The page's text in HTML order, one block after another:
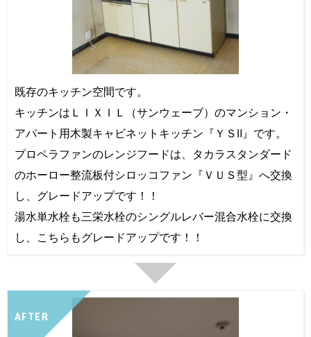
既存のキッチン空間です。
キッチンはＬＩＸＩＬ（サンウェーブ）のマンション・
アパート用木製キャビネットキッチン『ＹＳⅡ』です。
プロペラファンのレンジフードは、タカラスタンダード
のホーロー整流板付シロッコファン『ＶＵＳ型』へ交換
し、グレードアップです！！
湯水単水栓も三栄水栓のシングルレバー混合水栓に交換
し、こちらもグレードアップです！！
AFTER